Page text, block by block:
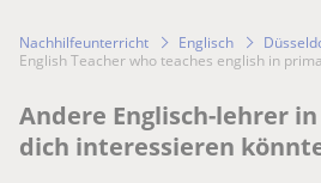
Nachhilfeunterricht Englisch
English Teacher who teaches english in
Andere Englisch-lehrer
dich interessieren